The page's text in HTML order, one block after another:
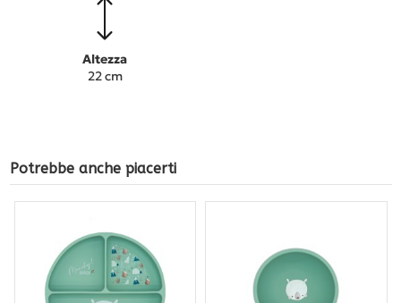
Altezza
22 cm
Potrebbe anche piacerti